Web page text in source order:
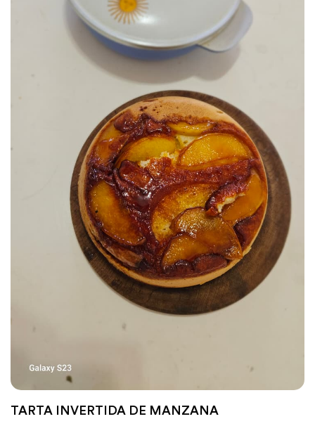
TARTA INVERTIDA DE MANZANA